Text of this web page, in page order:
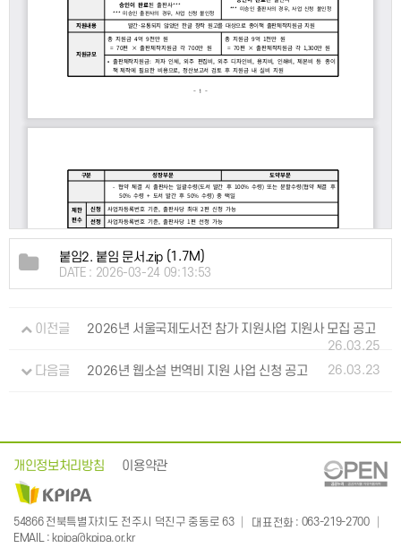
붙임2. 붙임 문서.zip (1.7M)
DATE : 2026-03-24 09:13:53
이전글
2026년 서울국제도서전 참가 지원사업 지원사 모집 공고
26.03.25
다음글
2026년 웹소설 번역비 지원 사업 신청 공고 26.03.23
개인정보처리방침 이용약관
54866 전북특별자치도 전주시 덕진구 중동로 63 대표전화: 063-219-2700
EMAIL
:kpipa@kpipa.or.kr